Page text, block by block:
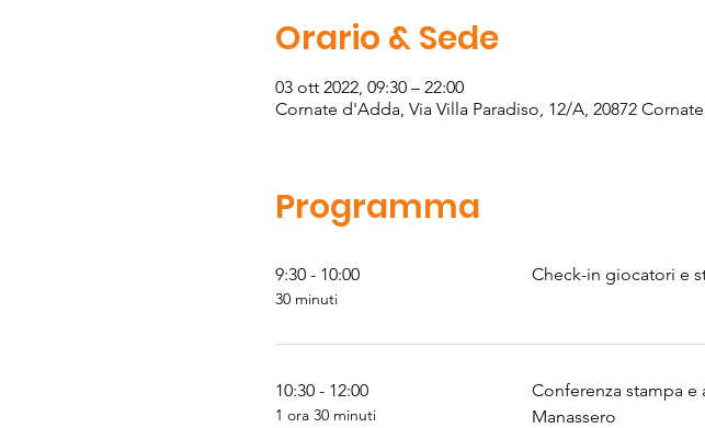
Orario & Sede
03 ott 2022, 09:30 – 22:00
Cornate d'Adda, Via Villa Paradiso, 12/A, 20872
Programma
9:30 - 10:00
30 minuti
Check-in giocatori e
10:30 - 12:00
1 ora 30 minuti
Conferenza stampa
Manassero